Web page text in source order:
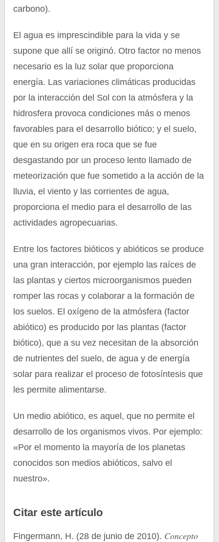
carbono).
El agua es imprescindible para la vida y se
supone que allí se originó. Otro factor no menos
necesario es la luz solar que proporciona
energía. Las variaciones climáticas producidas
por la interacción del Sol con la atmósfera y la
hidrosfera provoca condiciones más o menos
favorables para el desarrollo biótico; y el suelo,
que en su origen era roca que se fue
desgastando por un proceso lento llamado de
meteorización que fue sometido a la acción de la
lluvia, el viento y las corrientes de agua,
proporciona el medio para el desarrollo de las
actividades agropecuarias.
Entre los factores bióticos y abióticos se produce
una gran interacción, por ejemplo las raíces de
las plantas y ciertos microorganismos pueden
romper las rocas y colaborar a la formación de
los suelos. El oxígeno de la atmósfera (factor
abiótico) es producido por las plantas (factor
biótico), que a su vez necesitan de la absorción
de nutrientes del suelo, de agua y de energía
solar para realizar el proceso de fotosíntesis que
les permite alimentarse.
Un medio abiótico, es aquel, que no permite el
desarrollo de los organismos vivos. Por ejemplo:
«Por el momento la mayoría de los planetas
conocidos son medios abióticos, salvo el
nuestro».
Citar este artículo
Fingermann, H. (28 de junio de 2010). Concepto